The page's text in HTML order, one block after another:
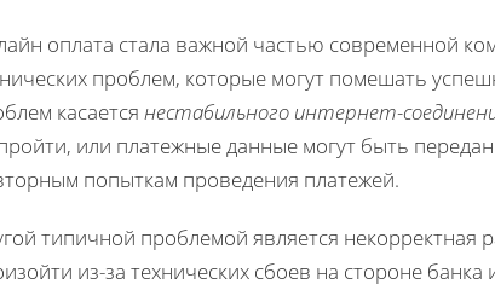
оплата стала важной частью современной
проблем, которые могут помешать
касается нестабильного интернет-
или платежные данные могут быть
попыткам проведения платежей.
типичной проблемой является некорректная
из-за технических сбоев на стороне